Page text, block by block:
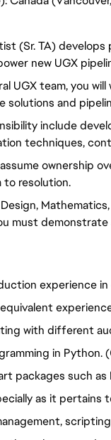
(Sr. TA)
new UGX
UGX team, you
solutions and
include
techniques,
ownership
resolution.
must
experience in
with different
in Python.
packages such as
as it